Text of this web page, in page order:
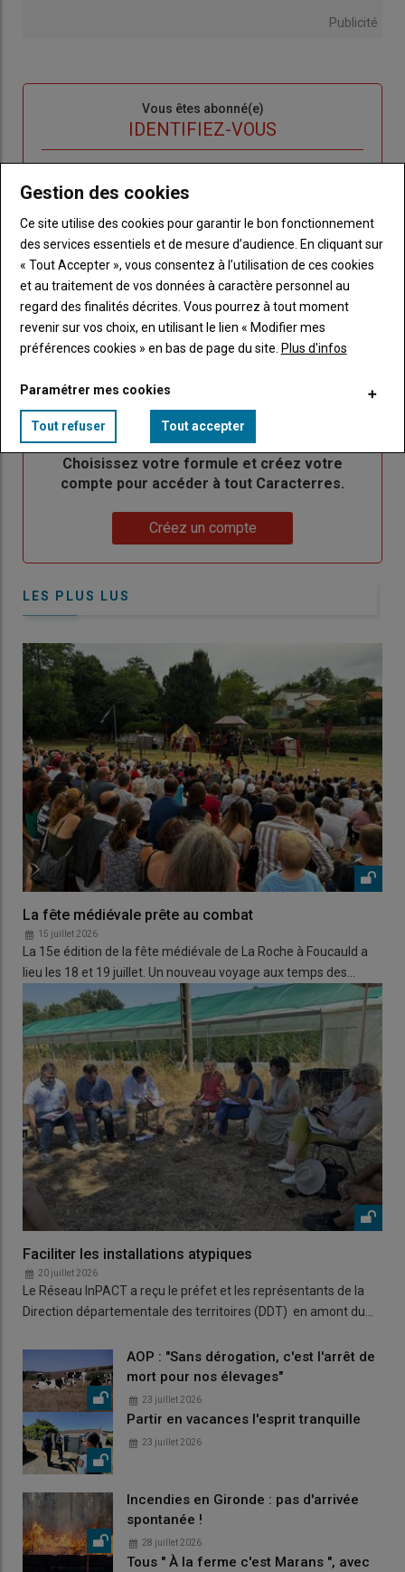
Publicité
Vous êtes abonné(e)
IDENTIFIEZ-VOUS
de votre abonnement
Lien
"Créer
un
nouveau
compte"
Créer un nouveau compte
Lien
"Réinitialiser
votre
mot
de
passe"
Réinitialiser votre mot de passe
Lien
"Je
me
connecte"
Je me connecte
Sous-
titre
Vous n'êtes pas abonné(e)
TITRE CRÉEZ UN COMPTE
BodyChoisissez votre formule et créez votre
compte pour accéder à tout Caracterres.
Créez un compte
LES PLUS LUS
La fête médiévale prête au combat
15 juillet 2026
La 15e édition de la fête médiévale de La Roche à Foucauld a
lieu les 18 et 19 juillet. Un nouveau voyage aux temps des…
Faciliter les installations atypiques
20 juillet 2026
Le Réseau InPACT a reçu le préfet et les représentants de la
Direction départementale des territoires (DDT) en amont du…
AOP : "Sans dérogation, c'est l'arrêt de
mort pour nos élevages"
23 juillet 2026
Partir en vacances l'esprit tranquille
23 juillet 2026
Incendies en Gironde : pas d'arrivée
spontanée !
28 juillet 2026
Tous " À la ferme c'est Marans ", avec
Gestion des cookies
Ce site utilise des cookies pour garantir le bon fonctionnement
des services essentiels et de mesure d’audience. En cliquant sur
« Tout Accepter », vous consentez à l’utilisation de ces cookies
et au traitement de vos données à caractère personnel au
regard des finalités décrites. Vous pourrez à tout moment
revenir sur vos choix, en utilisant le lien « Modifier mes
préférences cookies » en bas de page du site. Plus d'infos
Paramétrer mes cookies
Tout refuser Tout accepter